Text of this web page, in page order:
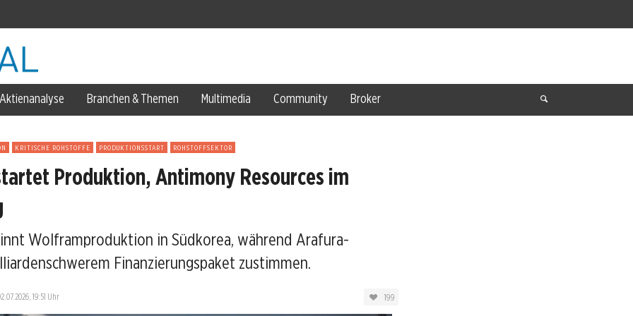
Aktienanalyse Branchen & Themen Multimedia Community Broker
KRITISCHE ROHSTOFFE PRODUKTIONSSTART ROHSTOFFSEKTOR
Produktion, Antimony Resources im
Wolframproduktion in Südkorea, während Arafura-
Finanzierungspaket zustimmen.
19:51 Uhr 199